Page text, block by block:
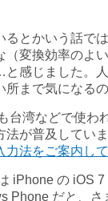
るとかいう話で
（変換効率のよ
感じました。
所まで気にな
台湾などで使わ
法が普及してい
力法をご案内し
iPhone の iOS 7
Phone だと、